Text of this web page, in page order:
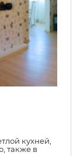
кухней,
также в